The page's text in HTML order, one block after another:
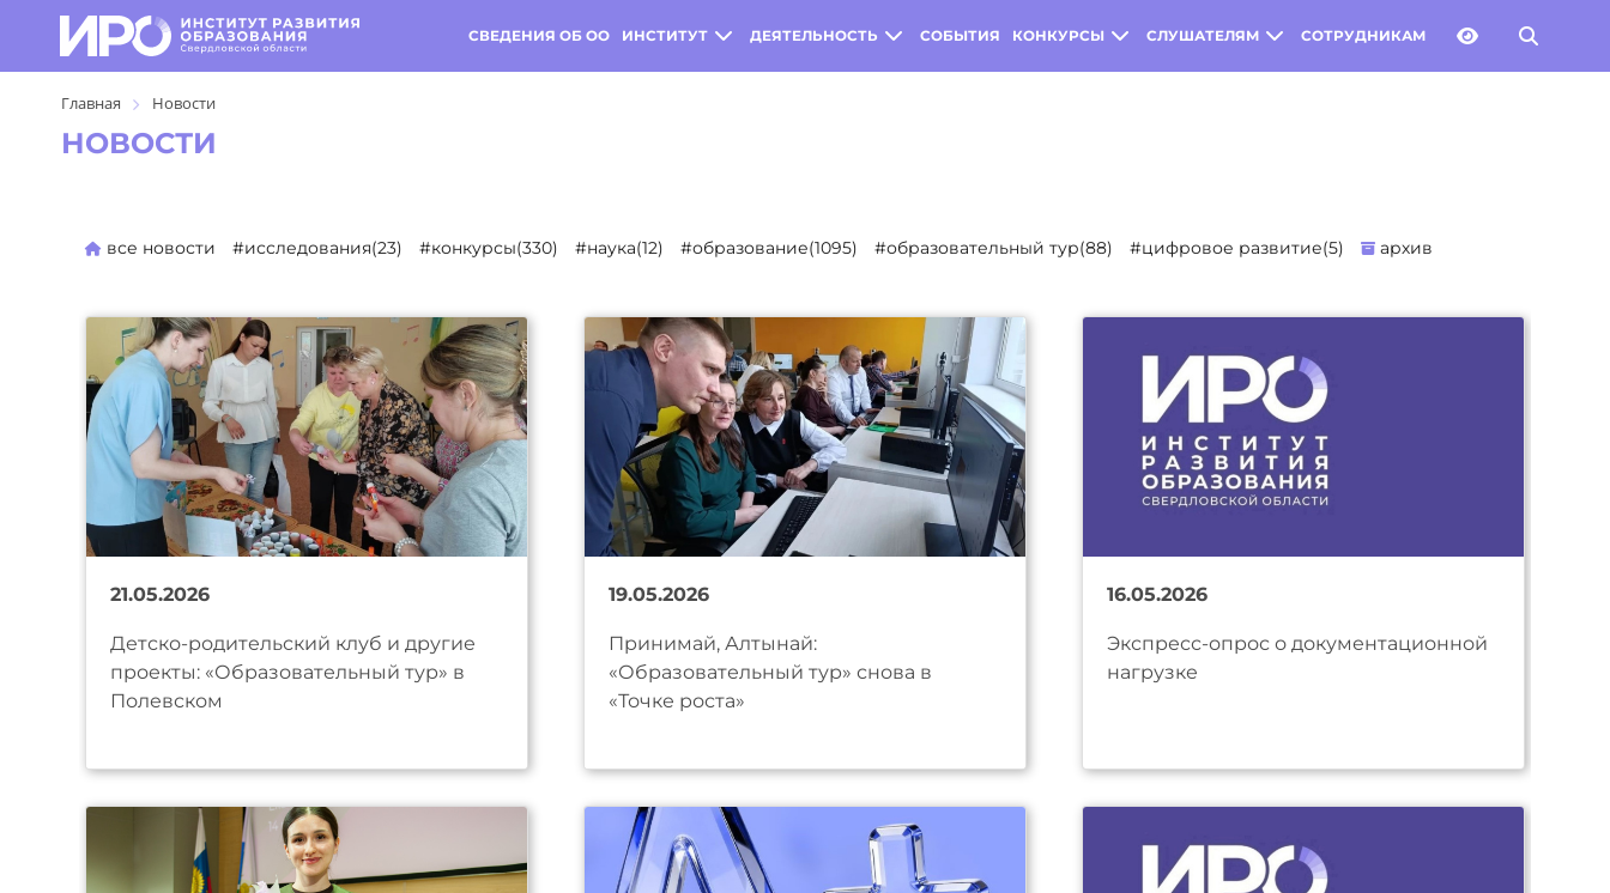
СВЕДЕНИЯ ОБ ОО ИНСТИТУТ ДЕЯТЕЛЬНОСТЬ СОБЫТИЯ КОНКУРСЫ СЛУШАТЕЛЯМ СОТРУДНИКАМ
Главная Новости
НОВОСТИ
все новости #исследования(23) #конкурсы(330) #наука(12) #образование(1095) #образовательный тур(88) #цифровое развитие(5) архив
21.05.2026
Детско-родительский клуб и другие
проекты: «Образовательный тур» в
Полевском
19.05.2026
Принимай, Алтынай:
«Образовательный тур» снова в
«Точке роста»
16.05.2026
Экспресс-опрос о документационной
нагрузке